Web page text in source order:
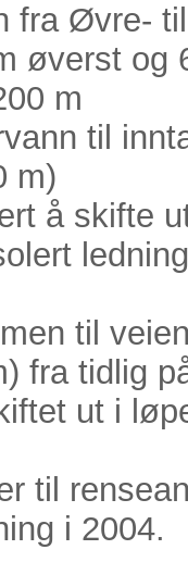
fra Øvre-
øverst og
m
til
m)
å skifte
til
fra tidlig
ut i
til
i 2004.